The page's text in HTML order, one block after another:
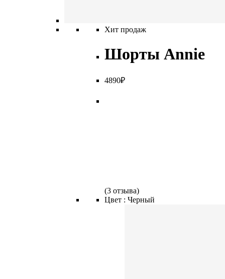
Хит продаж
Шорты Annie
4890₽
(3 отзыва)
Цвет : Черный